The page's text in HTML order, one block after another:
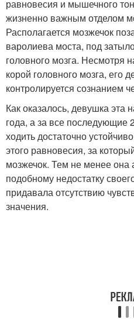
равновесия и мышечного
жизненно важным отделом
Располагается мозжечок
варолиева моста, под
головного мозга. Несмотря
корой головного мозга, его
контролируется сознанием
Как оказалось, девушка эта
года, а за все последующие
ходить достаточно
этого равновесия, за
мозжечок. Тем не менее она
подобному недостатку
придавала отсутствию
значения.